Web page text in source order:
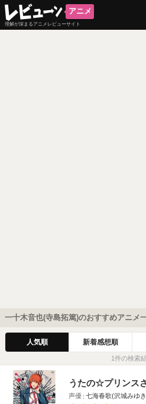
アニメ
理解が深まるアニメレビューサイト
一十木音也(寺島拓篤)のおすすめアニメ
人気順 新着感想順
1件の検索
うたの☆プリンス
声優 七海春歌(沢城みゆ